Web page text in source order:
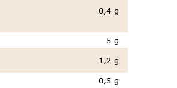
0,4 g
5 g
1,2 g
0,5 g